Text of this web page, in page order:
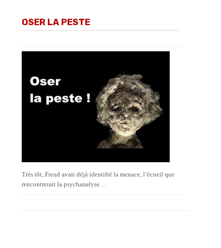
OSER LA PESTE
Très tôt, Freud avait déjà identifié la menace, l’écueil que
rencontrerait la psychanalyse…